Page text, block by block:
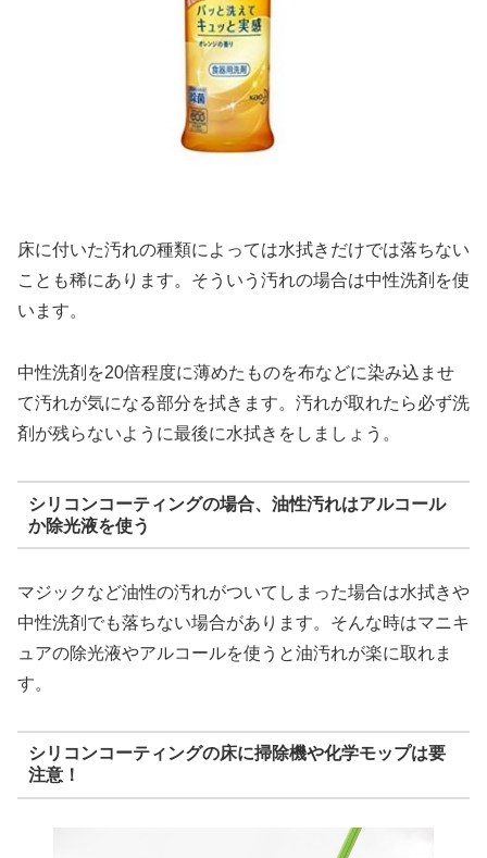
床に付いた汚れの種類によっては水拭きだけでは落ちない
ことも稀にあります。そういう汚れの場合は中性洗剤を使
います。
中性洗剤を20倍程度に薄めたものを布などに染み込ませ
て汚れが気になる部分を拭きます。汚れが取れたら必ず洗
剤が残らないように最後に水拭きをしましょう。
シリコンコーティングの場合、油性汚れはアルコール
か除光液を使う
マジックなど油性の汚れがついてしまった場合は水拭きや
中性洗剤でも落ちない場合があります。そんな時はマニキ
ュアの除光液やアルコールを使うと油汚れが楽に取れま
す。
シリコンコーティングの床に掃除機や化学モップは要
注意！